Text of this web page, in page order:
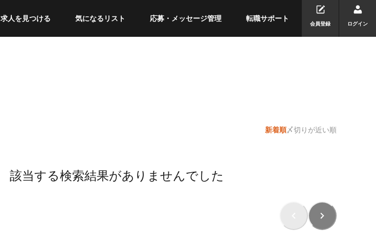
求人を見つける 気になるリスト 応募・メッセージ管理 転職サポート
会員登録 ログイン
新着順〆切りが近い順
該当する検索結果がありませんでした